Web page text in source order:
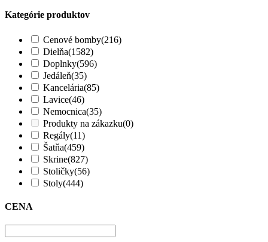
Kategórie produktov
Cenové bomby(216)
Dielňa(1582)
Doplnky(596)
Jedáleň(35)
Kancelária(85)
Lavice(46)
Nemocnica(35)
Produkty na zákazku(0)
Regály(11)
Šatňa(459)
Skrine(827)
Stoličky(56)
Stoly(444)
CENA